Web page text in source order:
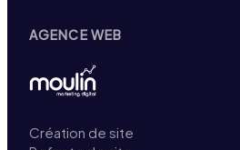
AGENCE WEB
Création de site